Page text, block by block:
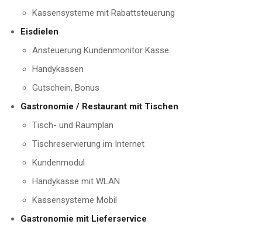
Kassensysteme mit Rabattsteuerung
Eisdielen
Ansteuerung Kundenmonitor Kasse
Handykassen
Gutschein, Bonus
Gastronomie / Restaurant mit Tischen
Tisch- und Raumplan
Tischreservierung im Internet
Kundenmodul
Handykasse mit WLAN
Kassensysteme Mobil
Gastronomie mit Lieferservice